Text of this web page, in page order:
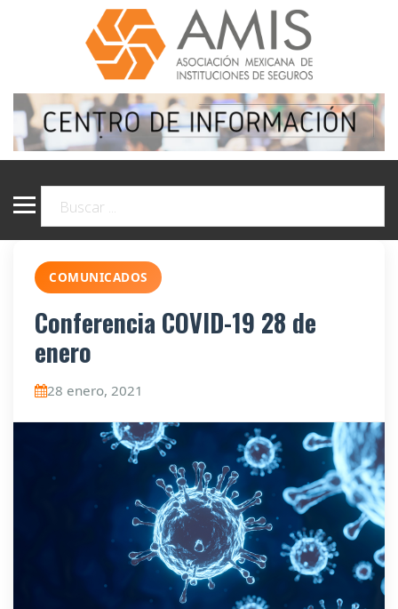
COMUNICADOS
Conferencia COVID-19 28 de
enero
28 enero, 2021